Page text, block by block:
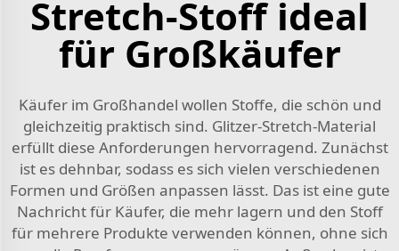
Stretch-Stoff ideal
für Großkäufer
Käufer im Großhandel wollen Stoffe, die schön und
gleichzeitig praktisch sind. Glitzer-Stretch-Material
erfüllt diese Anforderungen hervorragend. Zunächst
ist es dehnbar, sodass es sich vielen verschiedenen
Formen und Größen anpassen lässt. Das ist eine gute
Nachricht für Käufer, die mehr lagern und den Stoff
für mehrere Produkte verwenden können, ohne sich